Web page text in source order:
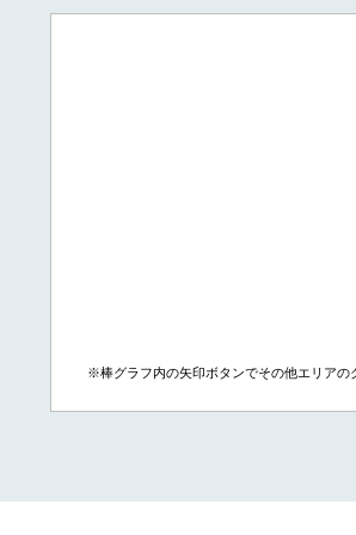
※棒グラフ内の矢印ボタンでその他エリアの